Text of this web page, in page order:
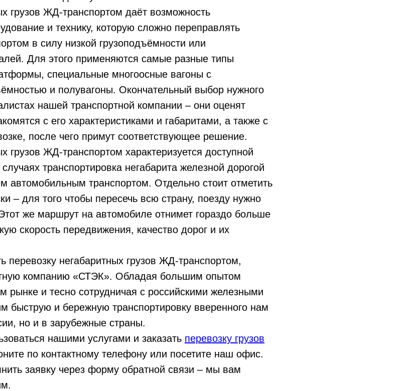
грузов ЖД-транспортом даёт возможность
и технику, которую сложно переправлять
в силу низкой грузоподъёмности или
Для этого применяются самые разные типы
специальные многоосные вагоны с
и полувагоны. Окончательный выбор нужного
нашей транспортной компании – они оценят
с его характеристиками и габаритами, а также с
после чего примут соответствующее решение.
грузов ЖД-транспортом характеризуется доступной
транспортировка негабарита железной дорогой
автомобильным транспортом. Отдельно стоит отметить
– для того чтобы пересечь всю страну, поезду нужно
же маршрут на автомобиле отнимет гораздо больше
скорость передвижения, качество дорог и их
перевозку негабаритных грузов ЖД-транспортом,
компанию «СТЭК». Обладая большим опытом
рынке и тесно сотрудничая с российскими железными
быструю и бережную транспортировку вверенного нам
но и в зарубежные страны.
нашими услугами и заказать перевозку грузов
по контактному телефону или посетите наш офис.
заявку через форму обратной связи – мы вам